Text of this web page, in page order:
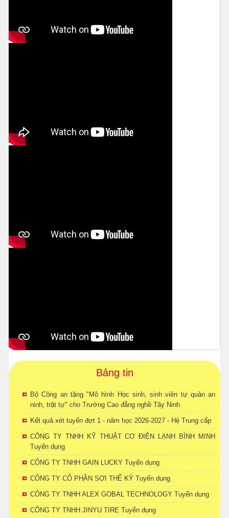
Bảng tin
Bộ Công an tặng "Mô hình Học sinh, sinh viên tự quản an
ninh, trật tự" cho Trường Cao đẳng nghề Tây Ninh
Kết quả xét tuyển đợt 1 - năm học 2026-2027 - Hệ Trung cấp
CÔNG TY TNHH KỸ THUẬT CƠ ĐIỆN LẠNH BÌNH MINH
Tuyển dụng
CÔNG TY TNHH GAIN LUCKY Tuyển dụng
CÔNG TY CỔ PHẦN SỢI THẾ KỶ Tuyển dụng
CÔNG TY TNHH ALEX GOBAL TECHNOLOGY Tuyển dụng
CÔNG TY TNHH JINYU TIRE Tuyển dụng